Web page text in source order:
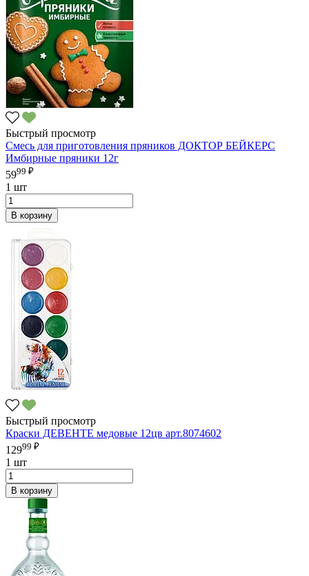
Быстрый просмотр
Смесь для приготовления пряников ДОКТОР БЕЙКЕРС
Имбирные пряники 12г
5999 ₽
1 шт
В корзину
Быстрый просмотр
Краски ДЕВЕНТЕ медовые 12цв арт.8074602
12999 ₽
1 шт
В корзину